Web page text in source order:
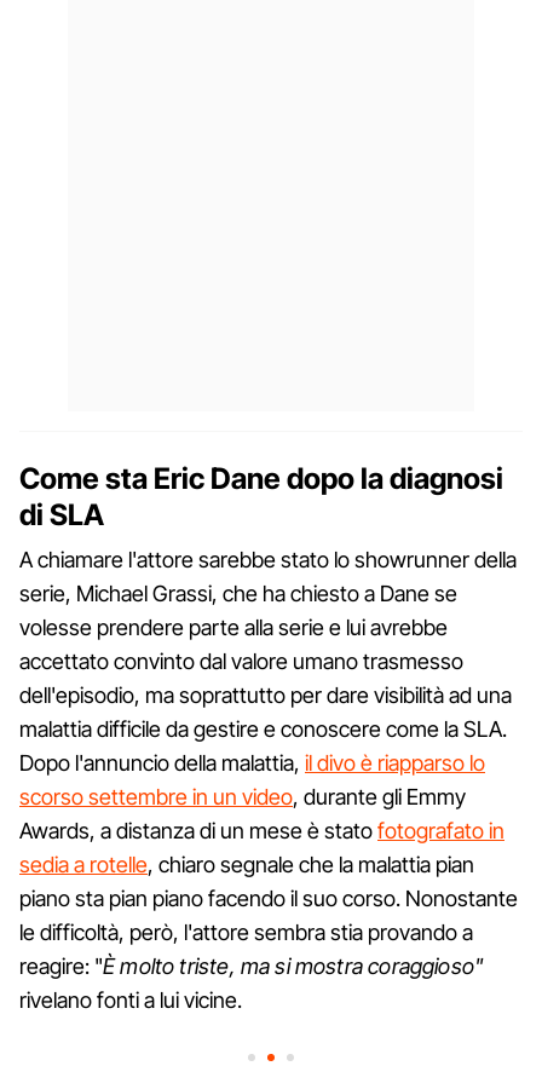
Come sta Eric Dane dopo la diagnosi
di SLA
A chiamare l'attore sarebbe stato lo showrunner della
serie, Michael Grassi, che ha chiesto a Dane se
volesse prendere parte alla serie e lui avrebbe
accettato convinto dal valore umano trasmesso
dell'episodio, ma soprattutto per dare visibilità ad una
malattia difficile da gestire e conoscere come la SLA.
Dopo l'annuncio della malattia, il divo è riapparso lo
scorso settembre in un video, durante gli Emmy
Awards, a distanza di un mese è statofotografato in
sedia a rotelle, chiaro segnale che la malattia pian
piano sta pian piano facendo il suo corso. Nonostante
le difficoltà, però, l'attore sembra stia provando a
reagire: "È molto triste, ma si mostra coraggioso"
rivelano fonti a lui vicine.